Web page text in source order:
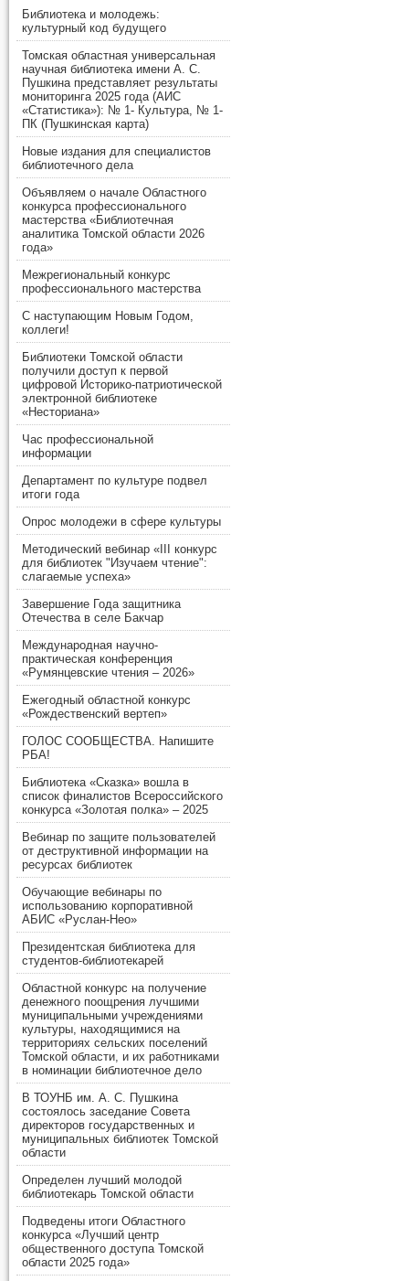
Библиотека и молодежь:
культурный код будущего
Томская областная универсальная
научная библиотека имени А. С.
Пушкина представляет результаты
мониторинга 2025 года (АИС
«Статистика»): № 1- Культура, № 1-
ПК (Пушкинская карта)
Новые издания для специалистов
библиотечного дела
Объявляем о начале Областного
конкурса профессионального
мастерства «Библиотечная
аналитика Томской области 2026
года»
Межрегиональный конкурс
профессионального мастерства
С наступающим Новым Годом,
коллеги!
Библиотеки Томской области
получили доступ к первой
цифровой Историко-патриотической
электронной библиотеке
«Несториана»
Час профессиональной
информации
Департамент по культуре подвел
итоги года
Опрос молодежи в сфере культуры
Методический вебинар «III конкурс
для библиотек "Изучаем чтение":
слагаемые успеха»
Завершение Года защитника
Отечества в селе Бакчар
Международная научно-
практическая конференция
«Румянцевские чтения – 2026»
Ежегодный областной конкурс
«Рождественский вертеп»
ГОЛОС СООБЩЕСТВА. Напишите
РБА!
Библиотека «Сказка» вошла в
список финалистов Всероссийского
конкурса «Золотая полка» – 2025
Вебинар по защите пользователей
от деструктивной информации на
ресурсах библиотек
Обучающие вебинары по
использованию корпоративной
АБИС «Руслан-Нео»
Президентская библиотека для
студентов-библиотекарей
Областной конкурс на получение
денежного поощрения лучшими
муниципальными учреждениями
культуры, находящимися на
территориях сельских поселений
Томской области, и их работниками
в номинации библиотечное дело
В ТОУНБ им. А. С. Пушкина
состоялось заседание Совета
директоров государственных и
муниципальных библиотек Томской
области
Определен лучший молодой
библиотекарь Томской области
Подведены итоги Областного
конкурса «Лучший центр
общественного доступа Томской
области 2025 года»